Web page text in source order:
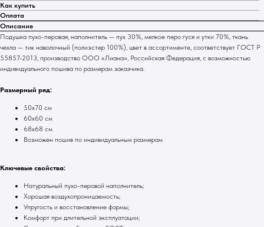
Как купить
Оплата
Описание
Подушка пухо-перовая, наполнитель — пух 30%, мелкое перо гуся и утки 70%, ткань
чехла — тик наволочный (полиэстер 100%), цвет в ассортименте, соответствует ГОСТ Р
55857-2013, производство ООО «Лиана», Российская Федерация, с возможностью
индивидуального пошива по размерам заказчика.
Размерный ряд:
50х70 см
60х60 см
68х68 см
Возможен пошив по индивидуальным размерам
Ключевые свойства:
Натуральный пухо-перовой наполнитель;
Хорошая воздухопроницаемость;
Упругость и восстановление формы;
Комфорт при длительной эксплуатации;